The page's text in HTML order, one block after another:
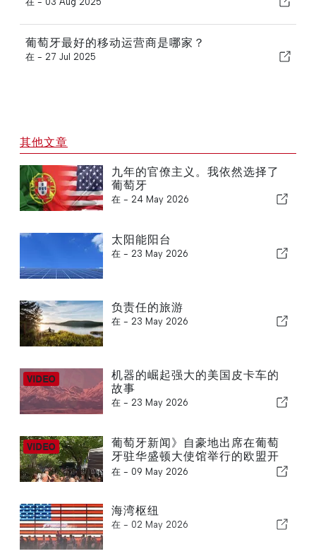
葡萄牙最好的移动运营商是哪家？
在 - 27 Jul 2025
其他文章
九年的官僚主义。我依然选择了
葡萄牙
在 - 24 May 2026
太阳能阳台
在 - 23 May 2026
负责任的旅游
在 - 23 May 2026
机器的崛起强大的美国皮卡车的
故事
在 - 23 May 2026
葡萄牙新闻》自豪地出席在葡萄
牙驻华盛顿大使馆举行的欧盟开
放日活动
在 - 09 May 2026
海湾枢纽
在 - 02 May 2026